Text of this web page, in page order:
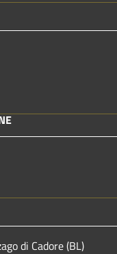
di Cadore (BL)